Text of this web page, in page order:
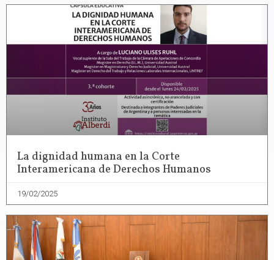
La dignidad humana en la Corte
Interamericana de Derechos Humanos
19/02/2025